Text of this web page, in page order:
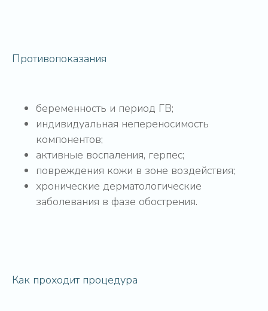
Противопоказания
беременность и период ГВ;
индивидуальная непереносимость
компонентов;
активные воспаления, герпес;
повреждения кожи в зоне воздействия;
хронические дерматологические
заболевания в фазе обострения.
Как проходит процедура